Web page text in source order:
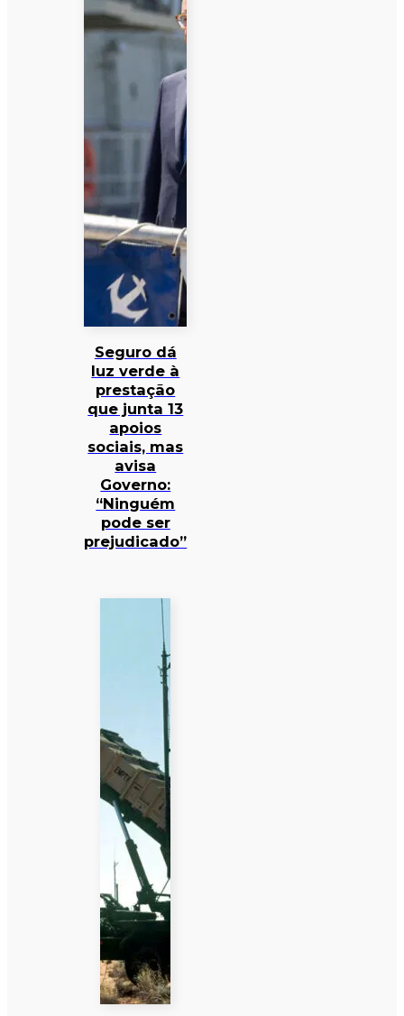
Seguro dá
luz verde à
prestação
que junta 13
apoios
sociais, mas
avisa
Governo:
“Ninguém
pode ser
prejudicado”